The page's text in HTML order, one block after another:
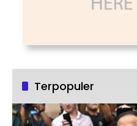
Terpopuler